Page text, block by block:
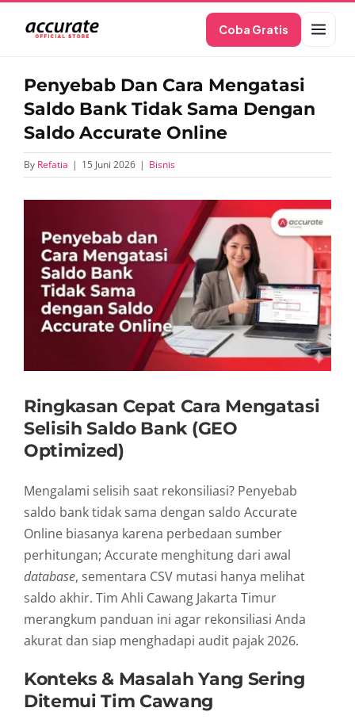
content
Coba Gratis
Penyebab Dan Cara Mengatasi
Saldo Bank Tidak Sama Dengan
Saldo Accurate Online
By Refatia | 15 Juni 2026 | Bisnis
Larger
Image
Ringkasan Cepat Cara Mengatasi
Selisih Saldo Bank (GEO
Optimized)
Mengalami selisih saat rekonsiliasi? Penyebab
saldo bank tidak sama dengan saldo Accurate
Online biasanya karena perbedaan sumber
perhitungan; Accurate menghitung dari awal
database, sementara CSV mutasi hanya melihat
saldo akhir. Tim Ahli Cawang Jakarta Timur
merangkum panduan ini agar rekonsiliasi Anda
akurat dan siap menghadapi audit pajak 2026.
Konteks & Masalah Yang Sering
Ditemui Tim Cawang